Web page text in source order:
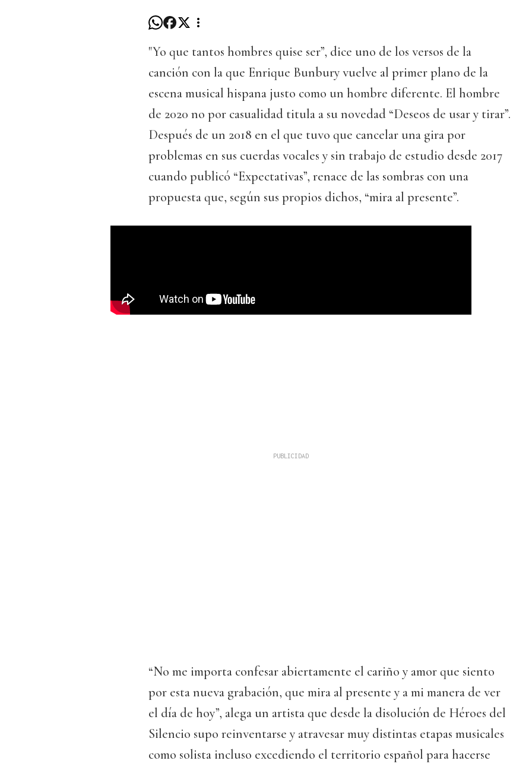
"Yo que tantos hombres quise ser”, dice uno de los versos de la
canción con la que Enrique Bunbury vuelve al primer plano de la
escena musical hispana justo como un hombre diferente. El hombre
de 2020 no por casualidad titula a su novedad “Deseos de usar y tirar”.
Después de un 2018 en el que tuvo que cancelar una gira por
problemas en sus cuerdas vocales y sin trabajo de estudio desde 2017
cuando publicó “Expectativas”, renace de las sombras con una
propuesta que, según sus propios dichos, “mira al presente”.
“No me importa confesar abiertamente el cariño y amor que siento
por esta nueva grabación, que mira al presente y a mi manera de ver
el día de hoy”, alega un artista que desde la disolución de Héroes del
Silencio supo reinventarse y atravesar muy distintas etapas musicales
como solista incluso excediendo el territorio español para hacerse